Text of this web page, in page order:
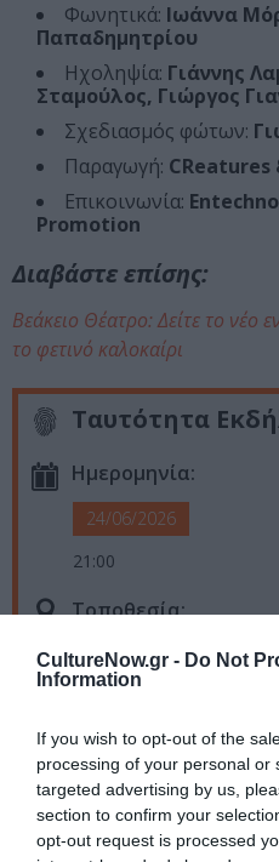
CultureNow.gr - Do Not
Information
If you wish to opt-out of the
processing of your personal or
targeted advertising by us,
section to confirm your
opt-out request is processed
Φωνητικά: Ιωάννα
Παπαδημητρίου
Ηχοληψία: Γιάννης
Σταμούλος, Γιώργος
Σχεδιασμός φώτων:
Παραγωγή: CReatures
Επικοινωνία:
Promotion
Διαβάστε επίσης:
Βεάκειο Θέατρο: Δείτε το νέο
το φετινό καλοκαίρι
Ταυτότητα
Ημερομηνία:
24/06/2026
21:00
Τοποθεσία:
Βεάκειο Θέατρο Πειραιά,
Eισιτήρια:
Προπώληση: 18€
Πληροφορίες /